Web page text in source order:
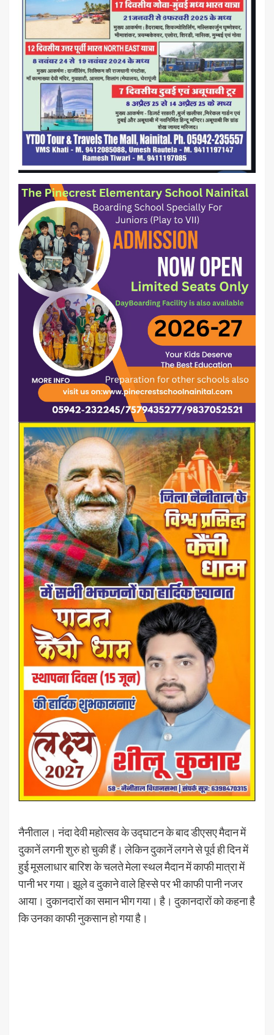
नैनीताल। नंदा देवी महोत्सव के उद्घाटन के बाद डीएसए मैदान में
दुकानें लगनी शुरु हो चुकी हैं। लेकिन दुकानें लगने से पूर्व ही दिन में
हुई मूसलाधार बारिश के चलते मेला स्थल मैदान में काफी मात्रा में
पानी भर गया। झूले व दुकाने वाले हिस्से पर भी काफी पानी नजर
आया। दुकानदारों का समान भीग गया। है। दुकानदारों को कहना है
कि उनका काफी नुकसान हो गया है।